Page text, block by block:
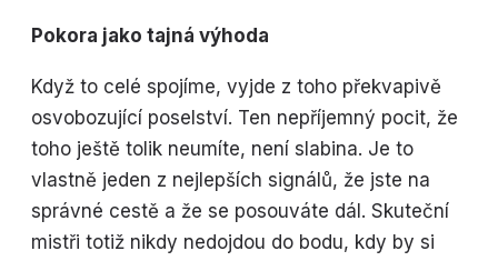
Pokora jako tajná výhoda
Když to celé spojíme, vyjde z toho překvapivě
osvobozující poselství. Ten nepříjemný pocit, že
toho ještě tolik neumíte, není slabina. Je to
vlastně jeden z nejlepších signálů, že jste na
správné cestě a že se posouváte dál. Skuteční
mistři totiž nikdy nedojdou do bodu, kdy by si